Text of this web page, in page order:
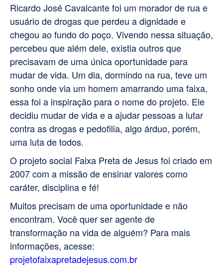
Ricardo José Cavalcantefoi um morador de rua e
usuário de drogas que perdeu a dignidade e
chegou ao fundo do poço. Vivendo nessa situação,
percebeu que além dele, existia outros que
precisavam de uma única oportunidade para
mudar de vida. Um dia, dormindo na rua, teve um
sonho onde via um homem amarrando uma faixa,
essa foi a inspiração para o nome do projeto. Ele
decidiu mudar de vida e a ajudar pessoas a lutar
contra as drogas e pedofilia, algo árduo, porém,
uma luta de todos.
O projeto social Faixa Preta de Jesus foi criado em
2007 com a missão de ensinar valores como
caráter, disciplina e fé!
Muitos precisam de uma oportunidade e não
encontram. Você quer ser agente de
transformação na vida de alguém? Para mais
informações, acesse:
projetofaixapretadejesus.com.br